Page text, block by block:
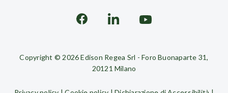
Copyright © 2026 Edison Regea Srl - Foro Buonaparte 31,
20121 Milano